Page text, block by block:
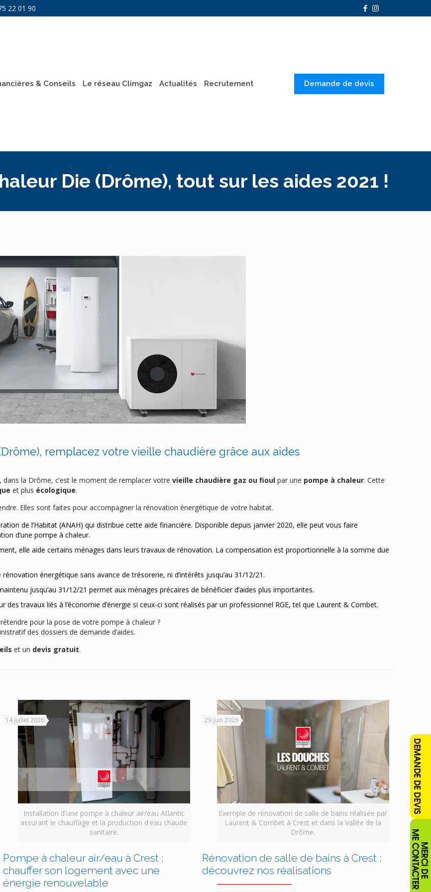
22 01 90
& Conseils Le réseau Climgaz Actualités Recrutement Demande de devis
Die (Drôme), tout sur les aides 2021 !
remplacez votre vieille chaudière grâce aux aides
la Drôme, c’est le moment de remplacer votre vieille chaudière gaz ou fioul par une pompe à chaleur. Cette
et plus écologique.
Elles sont faites pour accompagner la rénovation énergétique de votre habitat.
de l’Habitat (ANAH) qui distribue cette aide financière. Disponible depuis janvier 2020, elle peut vous faire
d’une pompe à chaleur.
elle aide certains ménages dans leurs travaux de rénovation. La compensation est proportionnelle à la somme due
énergétique sans avance de trésorerie, ni d’intérêts jusqu’au 31/12/21.
jusqu’au 31/12/21 permet aux ménages précaires de bénéficier d’aides plus importantes.
des travaux liés à l’économie d’énergie si ceux-ci sont réalisés par un professionnel RGE, tel que Laurent & Combet.
pour la pose de votre pompe à chaleur ?
des dossiers de demande d’aides.
et un devis gratuit.
Installation d'une pompe à chaleur air/eau Atlantic
assurant le chauffage et la production d'eau chaude
sanitaire.
14 juillet 2026
Pompe à chaleur air/eau à Crest :
chauffer son logement avec une
énergie renouvelable
Exemple de rénovation de salle de bains réalisée par
Laurent & Combet à Crest et dans la Vallée de la
Drôme.
29 juin 2026
Rénovation de salle de bains à Crest :
découvrez nos réalisations